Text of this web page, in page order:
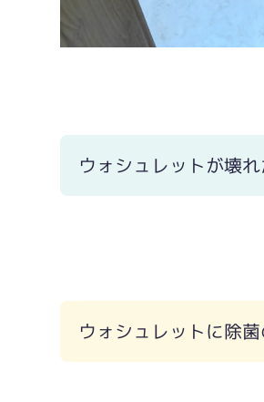
ウォシュレットが壊れ
ウォシュレットに除